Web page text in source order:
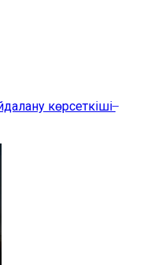
көрсеткіші